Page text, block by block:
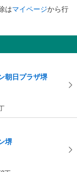
はマイページから行
朝日プラザ堺
堺